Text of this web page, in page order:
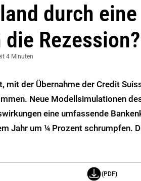
durch eine
Rezession?
4 Minuten
mit der Übernahme der Credit
Neue Modellsimulationen
eine umfassende
Jahr um ¼ Prozent schrumpfen.
(PDF)